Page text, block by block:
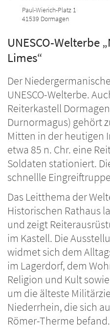
Paul-Wierich-Platz 1
41539 Dormagen
UNESCO-Welterbe
Limes“
Der
UNESCO-Welterbe.
Reiterkastell
Durnormagus) gehört
Mitten in der heutigen
etwa 85 n. Chr. eine
Soldaten stationiert.
schnellle
Das Leitthema der
Historischen Rathaus
und zeigt
im Kastell. Die
widmet sich dem
im Lagerdorf, dem
Religion und Kult
um die älteste
Niederrhein, die sich
Römer-Therme befand.